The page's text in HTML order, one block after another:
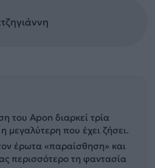
του Apon διαρκεί τρία
η μεγαλύτερη που έχει ζήσει.
έρωτα «παραίσθηση» και
περισσότερο τη φαντασία